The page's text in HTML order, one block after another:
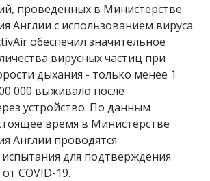
проведенных в Министерстве
Англии с использованием вируса
обеспечил значительное
вирусных частиц при
дыхания - только менее 1
000 выживало после
устройство. По данным
время в Министерстве
Англии проводятся
для подтверждения
COVID-19.